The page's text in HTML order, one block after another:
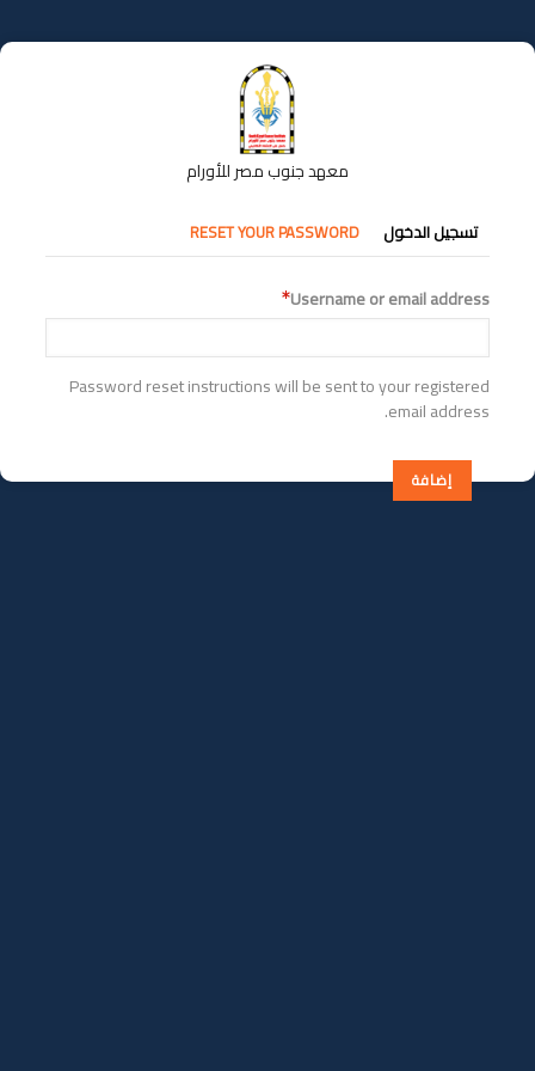
إلى
المحتوى
معهد جنوب مصر للأورام
التبويبات
الأساسية
تسجيل الدخول RESET YOUR PASSWORD
Username or email address
Password reset instructions will be sent to your registered
email address.